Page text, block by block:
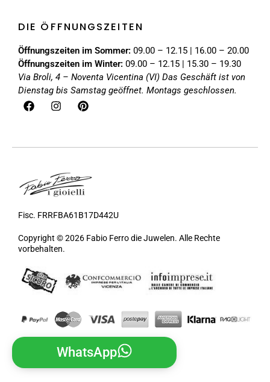
DIE ÖFFNUNGSZEITEN
Öffnungszeiten im Sommer: 09.00 – 12.15 | 16.00 – 20.00
Öffnungszeiten im Winter: 09.00 – 12.15 | 15.30 – 19.30
Via Broli, 4 – Noventa Vicentina (VI) Das Geschäft ist von
Dienstag bis Samstag geöffnet. Montags geschlossen.
Fisc. FRRFBA61B17D442U
Copyright © 2026 Fabio Ferro die Juwelen. Alle Rechte
vorbehalten.
WhatsApp